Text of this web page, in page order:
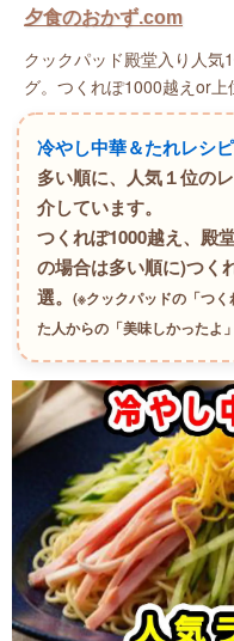
夕食のおかず.com
クックパッド殿堂入り人気
グ。つくれぽ1000越えor上
冷やし中華＆たれレシピ
多い順に、人気１位の
介しています。
つくれぽ1000越え、殿
の場合は多い順に)つく
選。(※クックパッドの「つ
た人からの「美味しかったよ